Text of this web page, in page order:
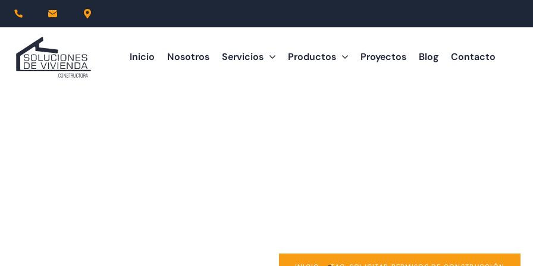
Inicio Nosotros Servicios Productos Proyectos Blog Contacto